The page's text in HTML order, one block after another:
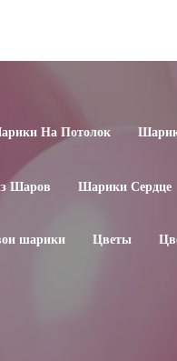
На Потолок
Шаров Шарики Сердце
шарики Цветы